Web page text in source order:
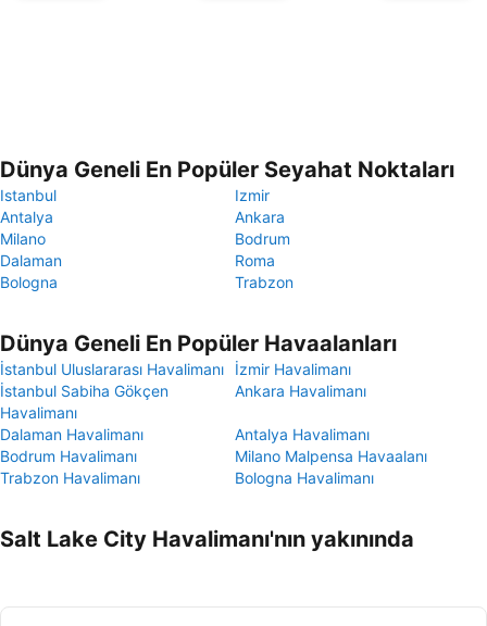
Dünya Geneli En Popüler Seyahat Noktaları
Istanbul
Izmir
Antalya
Ankara
Milano
Bodrum
Dalaman
Roma
Bologna
Trabzon
Dünya Geneli En Popüler Havaalanları
İstanbul Uluslararası Havalimanı
İzmir Havalimanı
İstanbul Sabiha Gökçen
Havalimanı
Ankara Havalimanı
Dalaman Havalimanı
Antalya Havalimanı
Bodrum Havalimanı
Milano Malpensa Havaalanı
Trabzon Havalimanı
Bologna Havalimanı
Salt Lake City Havalimanı'nın yakınında